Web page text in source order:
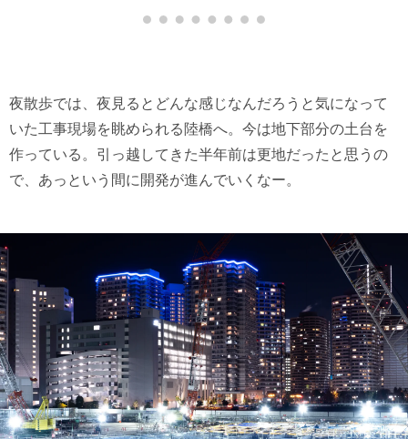
夜散歩では、夜見るとどんな感じなんだろうと気になって
いた工事現場を眺められる陸橋へ。今は地下部分の土台を
作っている。引っ越してきた半年前は更地だったと思うの
で、あっという間に開発が進んでいくなー。